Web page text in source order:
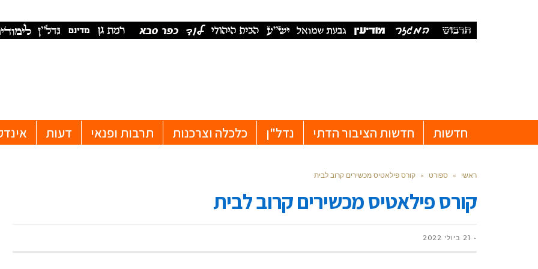
חדשות חדשות הציבור הדתי נדל"ן כלכלה וצרכנות תרבות ופנאי דעות
ראשי » ספורט » קורס פילאטיס מכשירים קרוב לבית
קורס פילאטיס מכשירים קרוב לבית
21 ביולי 2022